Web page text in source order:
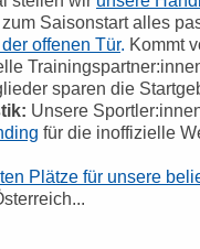
Saisonstart alles
offenen Tür. Kommt
sparen die
Unsere
für die inoffizielle
Plätze für unsere